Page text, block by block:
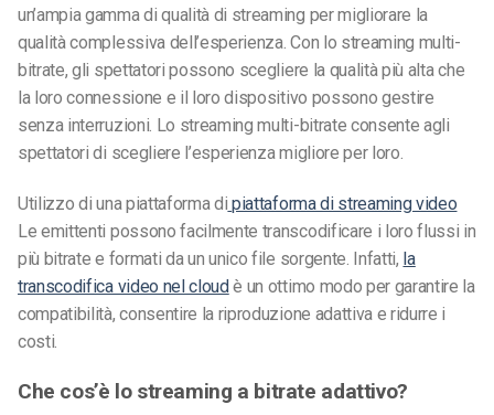
un’ampia gamma di qualità di streaming per migliorare la
qualità complessiva dell’esperienza. Con lo streaming multi-
bitrate, gli spettatori possono scegliere la qualità più alta che
la loro connessione e il loro dispositivo possono gestire
senza interruzioni. Lo streaming multi-bitrate consente agli
spettatori di scegliere l’esperienza migliore per loro.
Utilizzo di una piattaforma di piattaforma di streaming video
Le emittenti possono facilmente transcodificare i loro flussi in
più bitrate e formati da un unico file sorgente. Infatti, la
transcodifica video nel cloud è un ottimo modo per garantire la
compatibilità, consentire la riproduzione adattiva e ridurre i
costi.
Che cos’è lo streaming a bitrate adattivo?